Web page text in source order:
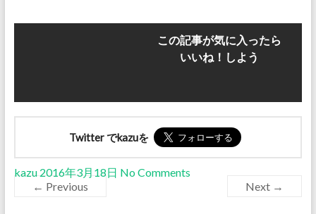
この記事が気に入ったら
いいね！しよう
Twitter でkazuを
kazu 2016年3月18日 No Comments
← Previous
Next →